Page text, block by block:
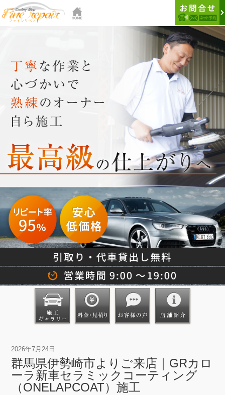
2026年7月24日
群馬県伊勢崎市よりご来店｜GRカロ
ーラ新車セラミックコーティング
（ONELAPCOAT）施工